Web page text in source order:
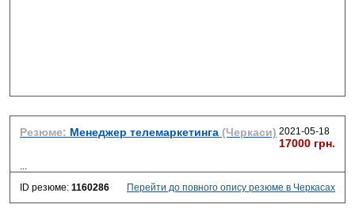
Резюме: Менеджер телемаркетинга (Черкаси) 2021-05-18
17000 грн.
...
ID резюме: 1160286 Перейти до повного опису резюме в Черкасах